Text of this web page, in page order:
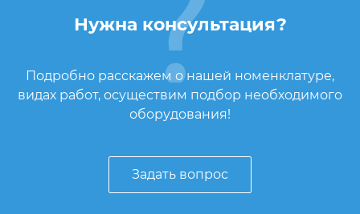
Нужна консультация?
Подробно расскажем о нашей номенклатуре,
видах работ, осуществим подбор необходимого
оборудования!
Задать вопрос